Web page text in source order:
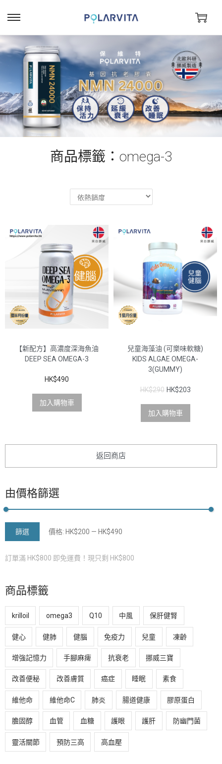
商品標籤：omega-3
返回商店
由價格篩選
篩選 價格: HK$200 — HK$490
訂單滿 HK$800 即免運費！現只剩 HK$800
商品標籤
krilloil omega3 Q10 中風 保肝健腎
健心 健肺 健腦 免疫力 兒童 凍齡
增強記憶力 手腳麻痺 抗衰老 挪威三寶
改善便秘 改善膚質 癌症 睡眠 素食
維他命 維他命C 肺炎 腸道健康 膠原蛋白
膽固醇 血管 血糖 護眼 護肝 防幽門菌
靈活關節 預防三高 高血壓
【新配方】高濃度深海魚油
DEEP SEA OMEGA-3
HK$490
加入購物車
兒童海藻油 (可樂味軟糖)
KIDS ALGAE OMEGA-
3(GUMMY)
HK$290 HK$203
加入購物車